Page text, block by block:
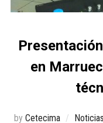
en
by Cetecima Noticias